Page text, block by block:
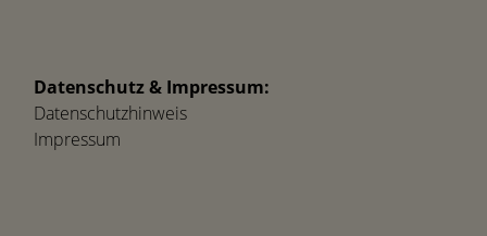
Datenschutz & Impressum:
Datenschutzhinweis
Impressum